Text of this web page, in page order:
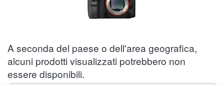
A seconda del paese o dell'area geografica,
alcuni prodotti visualizzati potrebbero non
essere disponibili.